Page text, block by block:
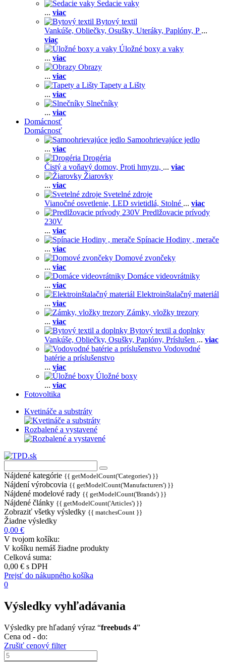
Sedacie vaky
... viac
Bytový textil
Vankúše, Obliečky, Osušky, Uteráky, Paplóny, P ...
viac
Úložné boxy a vaky
... viac
Obrazy
... viac
Tapety a Lišty
... viac
Slnečníky
... viac
Domácnosť
Domácnosť
Samoohrievajúce jedlo
... viac
Drogéria
Čistý a voňavý domov, Proti hmyzu, ... viac
Žiarovky
... viac
Svetelné zdroje
Vianočné osvetlenie, LED svietidlá, Stolné ... viac
Predlžovacie prívody
230V
... viac
Spínacie Hodiny , merače
... viac
Domové zvončeky
... viac
Domáce videovrátniky
... viac
Elektroinštalačný materiál
... viac
Zámky, vložky trezory
... viac
Bytový textil a doplnky
Vankúše, Obliečky, Osušky, Paplóny, Príslušen ... viac
Vodovodné
batérie a príslušenstvo
... viac
Úložné boxy
... viac
Fotovoltika
Kvetináče a substráty
Rozbalené a vystavené
Nájdené kategórie {{ getModelCount('Categories') }}
Nájdení výrobcovia {{ getModelCount('Manufacturers') }}
Nájdené modelové rady {{ getModelCount('Brands') }}
Nájdené články {{ getModelCount('Articles') }}
Zobraziť všetky výsledky {{ matchesCount }}
Žiadne výsledky
0,00 €
V tvojom košíku:
V košíku nemáš žiadne produkty
Celková suma:
0,00 € s DPH
Prejsť do nákupného košíka
0
Výsledky vyhľadávania
Výsledky pre hľadaný výraz “freebuds 4”
Cena od - do:
Zrušiť cenový filter